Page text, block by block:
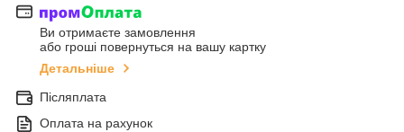
Ви отримаєте замовлення
або гроші повернуться на вашу картку
Детальніше
Післяплата
Оплата на рахунок